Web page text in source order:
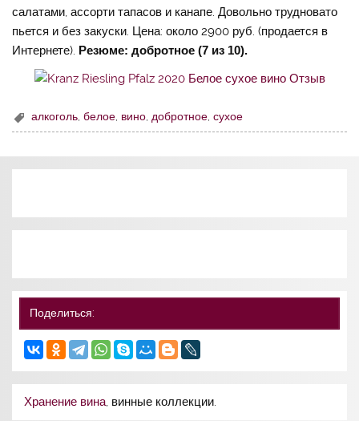
салатами, ассорти тапасов и канапе. Довольно трудновато
пьется и без закуски. Цена: около 2900 руб. (продается в
Интернете). Резюме: добротное (7 из 10).
алкоголь ,белое вино добротное ,сухое
Поделиться:
Хранение вина, винные коллекции.